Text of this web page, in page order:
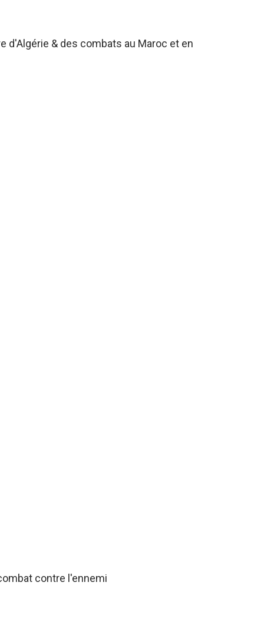
d'Algérie & des combats au Maroc et en
contre l'ennemi